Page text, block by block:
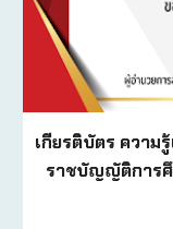
เกียรติบัตร ความ
ราชบัญญัติการ